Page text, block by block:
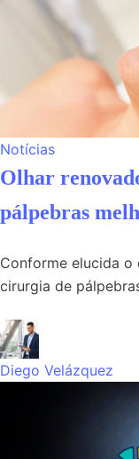
Notícias
Olhar
pálpebras
Conforme elucida o
cirurgia de
Diego Velázquez